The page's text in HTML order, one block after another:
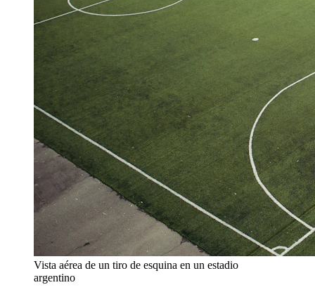
Vista aérea de un tiro de esquina en un estadio
argentino